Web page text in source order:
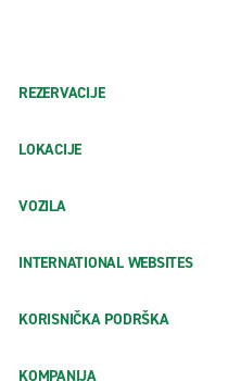
REZERVACIJE
LOKACIJE
VOZILA
INTERNATIONAL WEBSITES
KORISNIČKA PODRŠKA
KOMPANIJA